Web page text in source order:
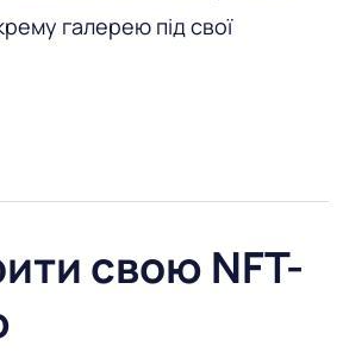
галерею під свої
свою NFT-